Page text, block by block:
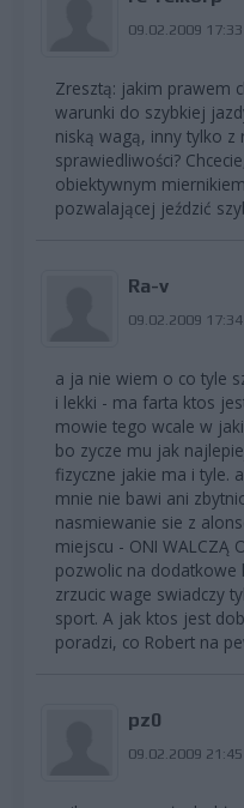
09.02.2009 17:33
Zresztą: jakim prawem
warunki do szybkiej
niską wagą, inny tylko
sprawiedliwości?
obiektywnym
pozwalającej jeździć
Ra-v
09.02.2009 17:34
a ja nie wiem o co tyle
i lekki - ma farta ktos
mowie tego wcale w
bo zycze mu jak
fizyczne jakie ma i tyle.
mnie nie bawi ani
nasmiewanie sie z
miejscu - ONI WALCZĄ
pozwolic na
zrzucic wage swiadczy
sport. A jak ktos jest
poradzi, co Robert na
pz0
09.02.2009 21:45